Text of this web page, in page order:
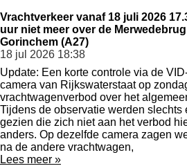
Vrachtverkeer vanaf 18 juli 2026
uur niet meer over de Merwedebrug
Gorinchem (A27)
18 jul 2026 18:38
Update: Een korte controle via de
camera van Rijkswaterstaat op
vrachtwagenverbod over het
Tijdens de observatie werden slechts
gezien die zich niet aan het verbod
anders. Op dezelfde camera zagen
na de andere vrachtwagen,
Lees meer »